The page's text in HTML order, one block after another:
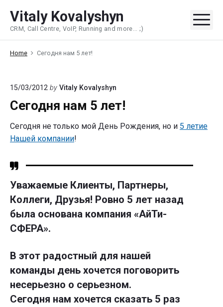
content
Vitaly Kovalyshyn
CRM, Call Centre, VoIP, Running and more... ;)
Home Сегодня нам 5 лет!
15/03/2012 by Vitaly Kovalyshyn
Сегодня нам 5 лет!
Сегодня не только мой День Рождения, но и 5 летие
Нашей компании!
Уважаемые Клиенты, Партнеры,
Коллеги, Друзья! Ровно 5 лет назад
была основана компания «АйТи-
СФЕРА».
В этот радостный для нашей
команды день хочется поговорить
несерьезно о серьезном.
Сегодня нам хочется сказать 5 раз